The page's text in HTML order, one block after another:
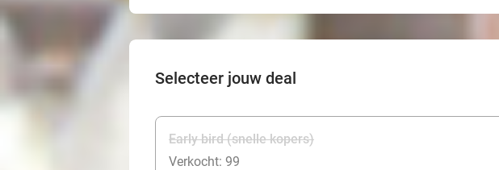
Selecteer jouw deal
Early bird (snelle kopers)
Verkocht: 99